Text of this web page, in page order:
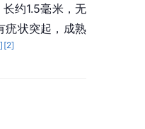
约1.5毫米，无
疣状突起，成熟
] [2]